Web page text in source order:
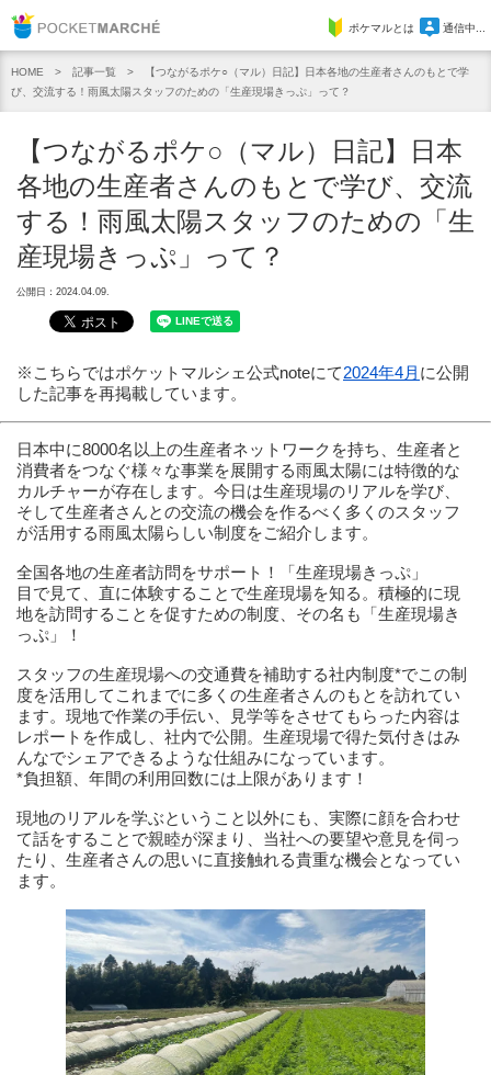
Pocket Marcheポケマルとは 通信中...
HOME 記事一覧
【つながるポケ○（マル）日記】日本各地の生産者さんのもとで学
び、交流する！雨風太陽スタッフのための「生産現場きっぷ」って？
【つながるポケ○（マル）日記】日本
各地の生産者さんのもとで学び、交流
する！雨風太陽スタッフのための「生
産現場きっぷ」って？
公開日：2024.04.09.
※こちらではポケットマルシェ公式noteにて2024年4月 に公開
した記事を再掲載しています。
日本中に8000名以上の生産者ネットワークを持ち、生産者と
消費者をつなぐ様々な事業を展開する雨風太陽には特徴的な
カルチャーが存在します。今日は生産現場のリアルを学び、
そして生産者さんとの交流の機会を作るべく多くのスタッフ
が活用する雨風太陽らしい制度をご紹介します。
全国各地の生産者訪問をサポート！「生産現場きっぷ」
目で見て、直に体験することで生産現場を知る。積極的に現
地を訪問することを促すための制度、その名も「生産現場き
っぷ」！
スタッフの生産現場への交通費を補助する社内制度*でこの制
度を活用してこれまでに多くの生産者さんのもとを訪れてい
ます。現地で作業の手伝い、見学等をさせてもらった内容は
レポートを作成し、社内で公開。生産現場で得た気付きはみ
んなでシェアできるような仕組みになっています。
*負担額、年間の利用回数には上限があります！
現地のリアルを学ぶということ以外にも、実際に顔を合わせ
て話をすることで親睦が深まり、当社への要望や意見を伺っ
たり、生産者さんの思いに直接触れる貴重な機会となってい
ます。